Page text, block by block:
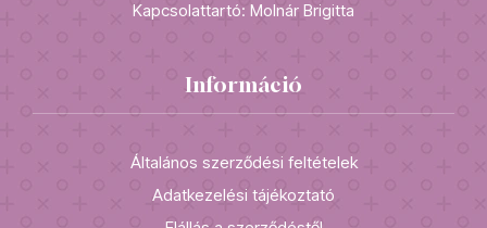
Kapcsolattartó: Molnár Brigitta
Információ
Általános szerződési feltételek
Adatkezelési tájékoztató